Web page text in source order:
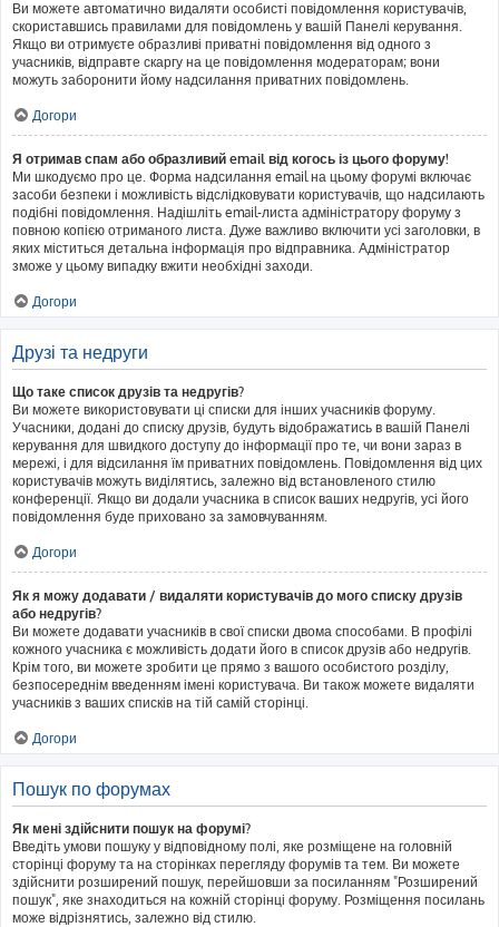
Ви можете автоматично видаляти особисті повідомлення користувачів,
скориставшись правилами для повідомлень у вашій Панелі керування.
Якщо ви отримуєте образливі приватні повідомлення від одного з
учасників, відправте скаргу на це повідомлення модераторам; вони
можуть заборонити йому надсилання приватних повідомлень.
Догори
Я отримав спам або образливий email від когось із цього форуму!
Ми шкодуємо про це. Форма надсилання email на цьому форумі включає
засоби безпеки і можливість відслідковувати користувачів, що надсилають
подібні повідомлення. Надішліть email-листа адміністратору форуму з
повною копією отриманого листа. Дуже важливо включити усі заголовки, в
яких міститься детальна інформація про відправника. Адміністратор
зможе у цьому випадку вжити необхідні заходи.
Догори
Друзі та недруги
Що таке список друзів та недругів?
Ви можете використовувати ці списки для інших учасників форуму.
Учасники, додані до списку друзів, будуть відображатись в вашій Панелі
керування для швидкого доступу до інформації про те, чи вони зараз в
мережі, і для відсилання їм приватних повідомлень. Повідомлення від цих
користувачів можуть виділятись, залежно від встановленого стилю
конференції. Якщо ви додали учасника в список ваших недругів, усі його
повідомлення буде приховано за замовчуванням.
Догори
Як я можу додавати / видаляти користувачів до мого списку друзів
або недругів?
Ви можете додавати учасників в свої списки двома способами. В профілі
кожного учасника є можливість додати його в список друзів або недругів.
Крім того, ви можете зробити це прямо з вашого особистого розділу,
безпосереднім введенням імені користувача. Ви також можете видаляти
учасників з ваших списків на тій самій сторінці.
Догори
Пошук по форумах
Як мені здійснити пошук на форумі?
Введіть умови пошуку у відповідному полі, яке розміщене на головній
сторінці форуму та на сторінках перегляду форумів та тем. Ви можете
здійснити розширений пошук, перейшовши за посиланням "Розширений
пошук", яке знаходиться на кожній сторінці форуму. Розміщення посилань
може відрізнятись, залежно від стилю.